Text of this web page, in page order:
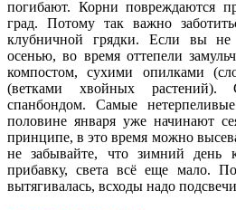
погибают. Корни повреждаются
град. Потому так важно
клубничной грядки. Если вы не
осенью, во время оттепели
компостом, сухими опилками
(ветками хвойных
спанбондом. Самые
половине января уже начинают
принципе, в это время можно
не забывайте, что зимний день
прибавку, света всё еще мало.
вытягивалась, всходы надо